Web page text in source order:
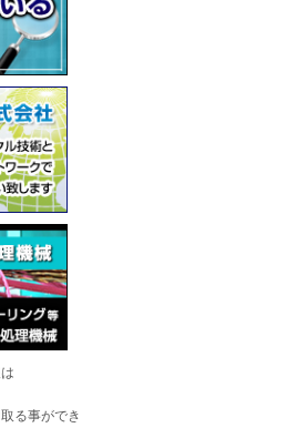
る事ができ